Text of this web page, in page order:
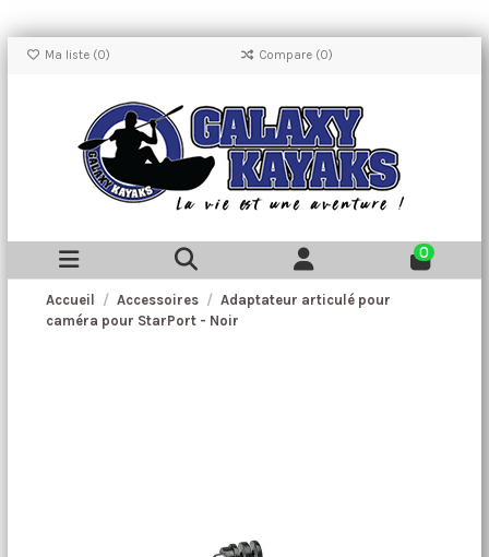
Ma liste (0) Compare (0)
0
Accueil Accessoires
Adaptateur articulé pour
caméra pour StarPort - Noir